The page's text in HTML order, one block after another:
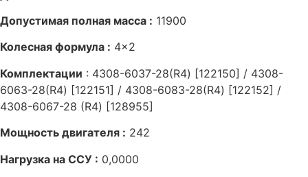
Допустимая полная масса : 11900
Колесная формула : 4×2
Комплектации : 4308-6037-28(R4) [122150] / 4308-
6063-28(R4) [122151] / 4308-6083-28(R4) [122152] /
4308-6067-28 (R4) [128955]
Мощность двигателя : 242
Нагрузка на ССУ : 0,0000